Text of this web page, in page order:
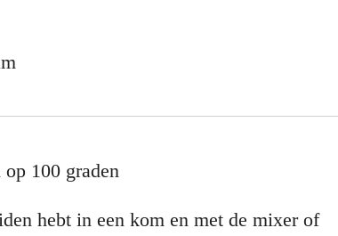
100 graden
hebt in een kom en met de mixer of